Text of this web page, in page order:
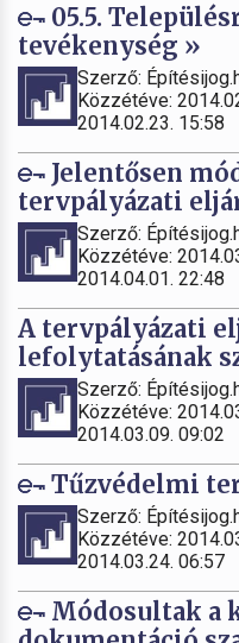
05.5.
tevékenység »
Szerző:
Közzétéve:
2014.02.23. 15:58
Jelentősen
tervpályázati
Szerző:
Közzétéve:
2014.04.01. 22:48
A tervpályázati
lefolytatásának
Szerző:
Közzétéve:
2014.03.09. 09:02
Tűzvédelmi
Szerző:
Közzétéve:
2014.03.24. 06:57
Módosultak a